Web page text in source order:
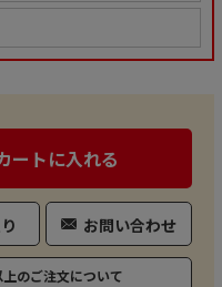
ートに入れる
お問い合わせ
上のご注文について